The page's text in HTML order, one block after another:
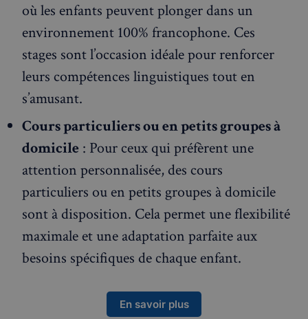
où les enfants peuvent plonger dans un
environnement 100% francophone. Ces
stages sont l’occasion idéale pour renforcer
leurs compétences linguistiques tout en
s’amusant.
Cours particuliers ou en petits groupes à
domicile : Pour ceux qui préfèrent une
attention personnalisée, des cours
particuliers ou en petits groupes à domicile
sont à disposition. Cela permet une flexibilité
maximale et une adaptation parfaite aux
besoins spécifiques de chaque enfant.
En savoir plus